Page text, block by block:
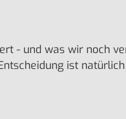
- und was wir noch
ist